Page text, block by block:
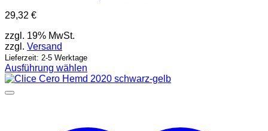
29,32 €
zzgl. 19% MwSt.
zzgl. Versand
Lieferzeit: 2-5 Werktage
Ausführung wählen
Dieses
Produkt